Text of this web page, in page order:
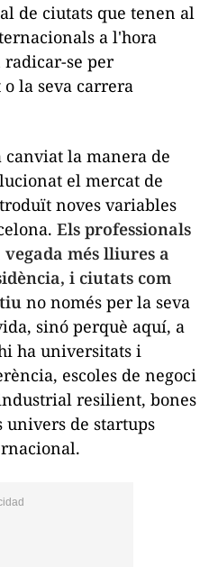
de ciutats que tenen al
a l'hora
se per
la seva carrera
canviat la manera de
el mercat de
noves variables
Els professionals
més lliures a
i ciutats com
no només per la seva
sinó perquè aquí, a
ha universitats i
escoles de negoci
resilient, bones
univers de startups